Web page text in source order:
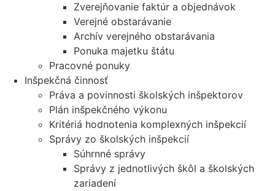
Zverejňovanie faktúr a objednávok
Verejné obstarávanie
Archív verejného obstarávania
Ponuka majetku štátu
Pracovné ponuky
Inšpekčná činnosť
Práva a povinnosti školských inšpektorov
Plán inšpekčného výkonu
Kritériá hodnotenia komplexných inšpekcií
Správy zo školských inšpekcií
Súhrnné správy
Správy z jednotlivých škôl a školských
zariadení